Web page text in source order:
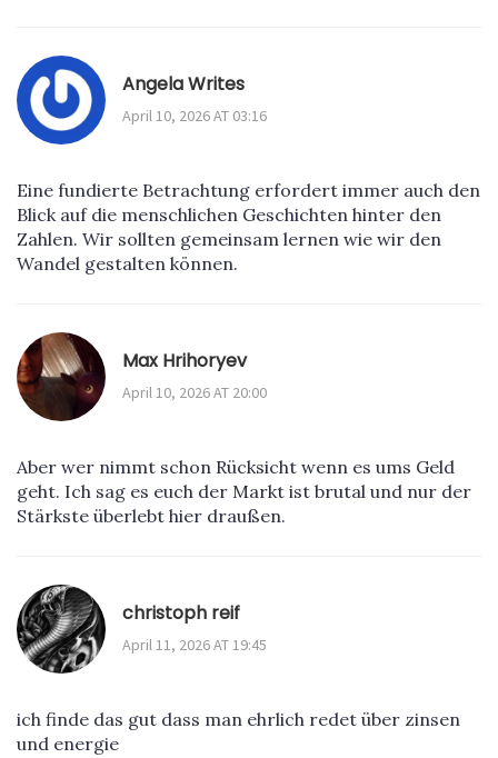
Angela Writes
April 10, 2026 AT 03:16
Eine fundierte Betrachtung erfordert immer auch den
Blick auf die menschlichen Geschichten hinter den
Zahlen. Wir sollten gemeinsam lernen wie wir den
Wandel gestalten können.
Max Hrihoryev
April 10, 2026 AT 20:00
Aber wer nimmt schon Rücksicht wenn es ums Geld
geht. Ich sag es euch der Markt ist brutal und nur der
Stärkste überlebt hier draußen.
christoph reif
April 11, 2026 AT 19:45
ich finde das gut dass man ehrlich redet über zinsen
und energie